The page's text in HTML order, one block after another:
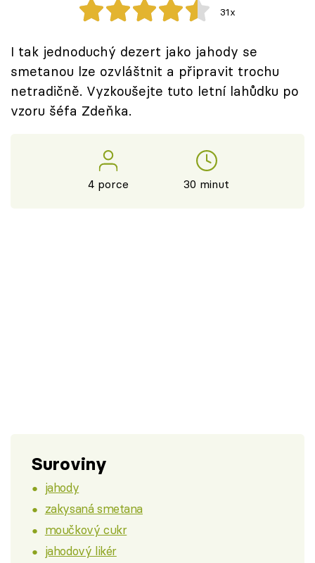
Těhotnej kuchař
Sledujte prima+
Přihlášení
31x
I tak jednoduchý dezert jako jahody se
smetanou lze ozvláštnit a připravit trochu
netradičně. Vyzkoušejte tuto letní lahůdku po
vzoru šéfa Zdeňka.
4 porce 30 minut
Suroviny
jahody
zakysaná smetana
moučkový cukr
jahodový likér